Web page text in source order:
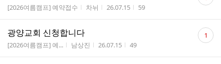
게시판명
[2026여름캠프] 예약접수 작성자
차뉘 작성시간
26.07.15 조회수
59
광양교회 신청합니다
게시판명
[2026여름캠프] 예... 작성자
남상진 작성시간
26.07.15 조회수
49
댓
글 1